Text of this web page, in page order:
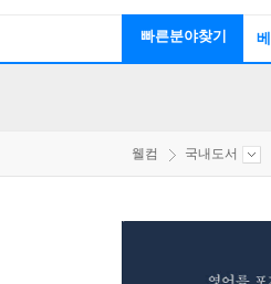
빠른분야찾기
웰컴 국내도서